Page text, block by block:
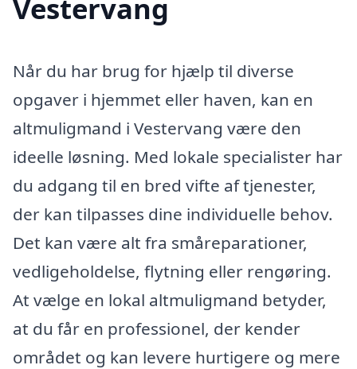
Vestervang
Når du har brug for hjælp til diverse
opgaver i hjemmet eller haven, kan en
altmuligmand i Vestervang være den
ideelle løsning. Med lokale specialister har
du adgang til en bred vifte af tjenester,
der kan tilpasses dine individuelle behov.
Det kan være alt fra småreparationer,
vedligeholdelse, flytning eller rengøring.
At vælge en lokal altmuligmand betyder,
at du får en professionel, der kender
området og kan levere hurtigere og mere